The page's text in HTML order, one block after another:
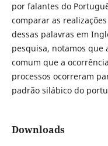
por falantes do
comparar as
dessas palavras em
pesquisa, notamos que
comum que a
processos ocorreram
padrão silábico do
Downloads